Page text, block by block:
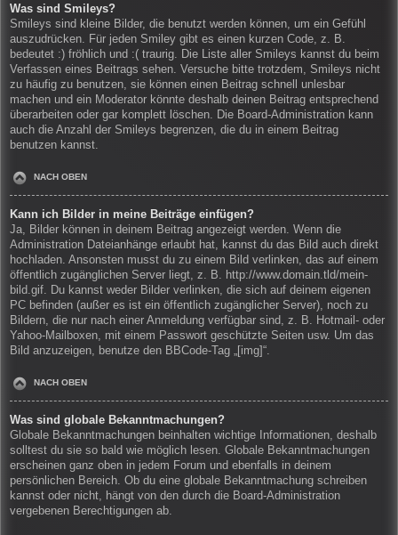
Was sind Smileys?
Smileys sind kleine Bilder, die benutzt werden können, um ein Gefühl
auszudrücken. Für jeden Smiley gibt es einen kurzen Code, z. B.
bedeutet :) fröhlich und :( traurig. Die Liste aller Smileys kannst du beim
Verfassen eines Beitrags sehen. Versuche bitte trotzdem, Smileys nicht
zu häufig zu benutzen, sie können einen Beitrag schnell unlesbar
machen und ein Moderator könnte deshalb deinen Beitrag entsprechend
überarbeiten oder gar komplett löschen. Die Board-Administration kann
auch die Anzahl der Smileys begrenzen, die du in einem Beitrag
benutzen kannst.
NACH OBEN
Kann ich Bilder in meine Beiträge einfügen?
Ja, Bilder können in deinem Beitrag angezeigt werden. Wenn die
Administration Dateianhänge erlaubt hat, kannst du das Bild auch direkt
hochladen. Ansonsten musst du zu einem Bild verlinken, das auf einem
öffentlich zugänglichen Server liegt, z. B. http://www.domain.tld/mein-
bild.gif. Du kannst weder Bilder verlinken, die sich auf deinem eigenen
PC befinden (außer es ist ein öffentlich zugänglicher Server), noch zu
Bildern, die nur nach einer Anmeldung verfügbar sind, z. B. Hotmail- oder
Yahoo-Mailboxen, mit einem Passwort geschützte Seiten usw. Um das
Bild anzuzeigen, benutze den BBCode-Tag „[img]“.
NACH OBEN
Was sind globale Bekanntmachungen?
Globale Bekanntmachungen beinhalten wichtige Informationen, deshalb
solltest du sie so bald wie möglich lesen. Globale Bekanntmachungen
erscheinen ganz oben in jedem Forum und ebenfalls in deinem
persönlichen Bereich. Ob du eine globale Bekanntmachung schreiben
kannst oder nicht, hängt von den durch die Board-Administration
vergebenen Berechtigungen ab.